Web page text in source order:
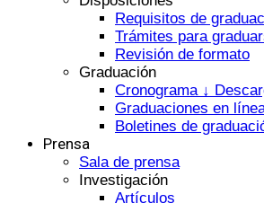
Requisitos de
Trámites para
Revisión de formato
Graduación
Cronograma ↓
Graduaciones en
Boletines de
Prensa
Sala de prensa
Investigación
Artículos